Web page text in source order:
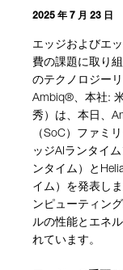
2025 年 7 月 23 日
エッジおよびエ
費の課題に取り
のテクノロジー
Ambiq®、本社:
秀）は、本日、
（SoC）ファミ
ッジAIランタイ
ンタイム）と
イム）を発表し
ンピューティン
ルの性能とエネ
れています。